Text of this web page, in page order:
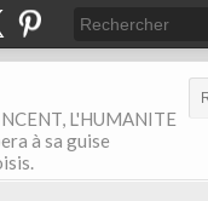
L'HUMANITE
à sa guise